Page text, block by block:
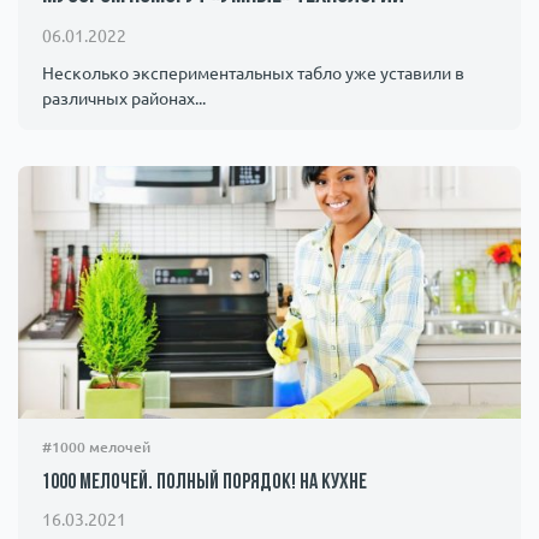
Происшествия
Армия
06.01.2022
Несколько экспериментальных табло уже уставили в
различных районах...
#1000 мелочей
1000 мелочей. Полный порядок! На кухне
16.03.2021